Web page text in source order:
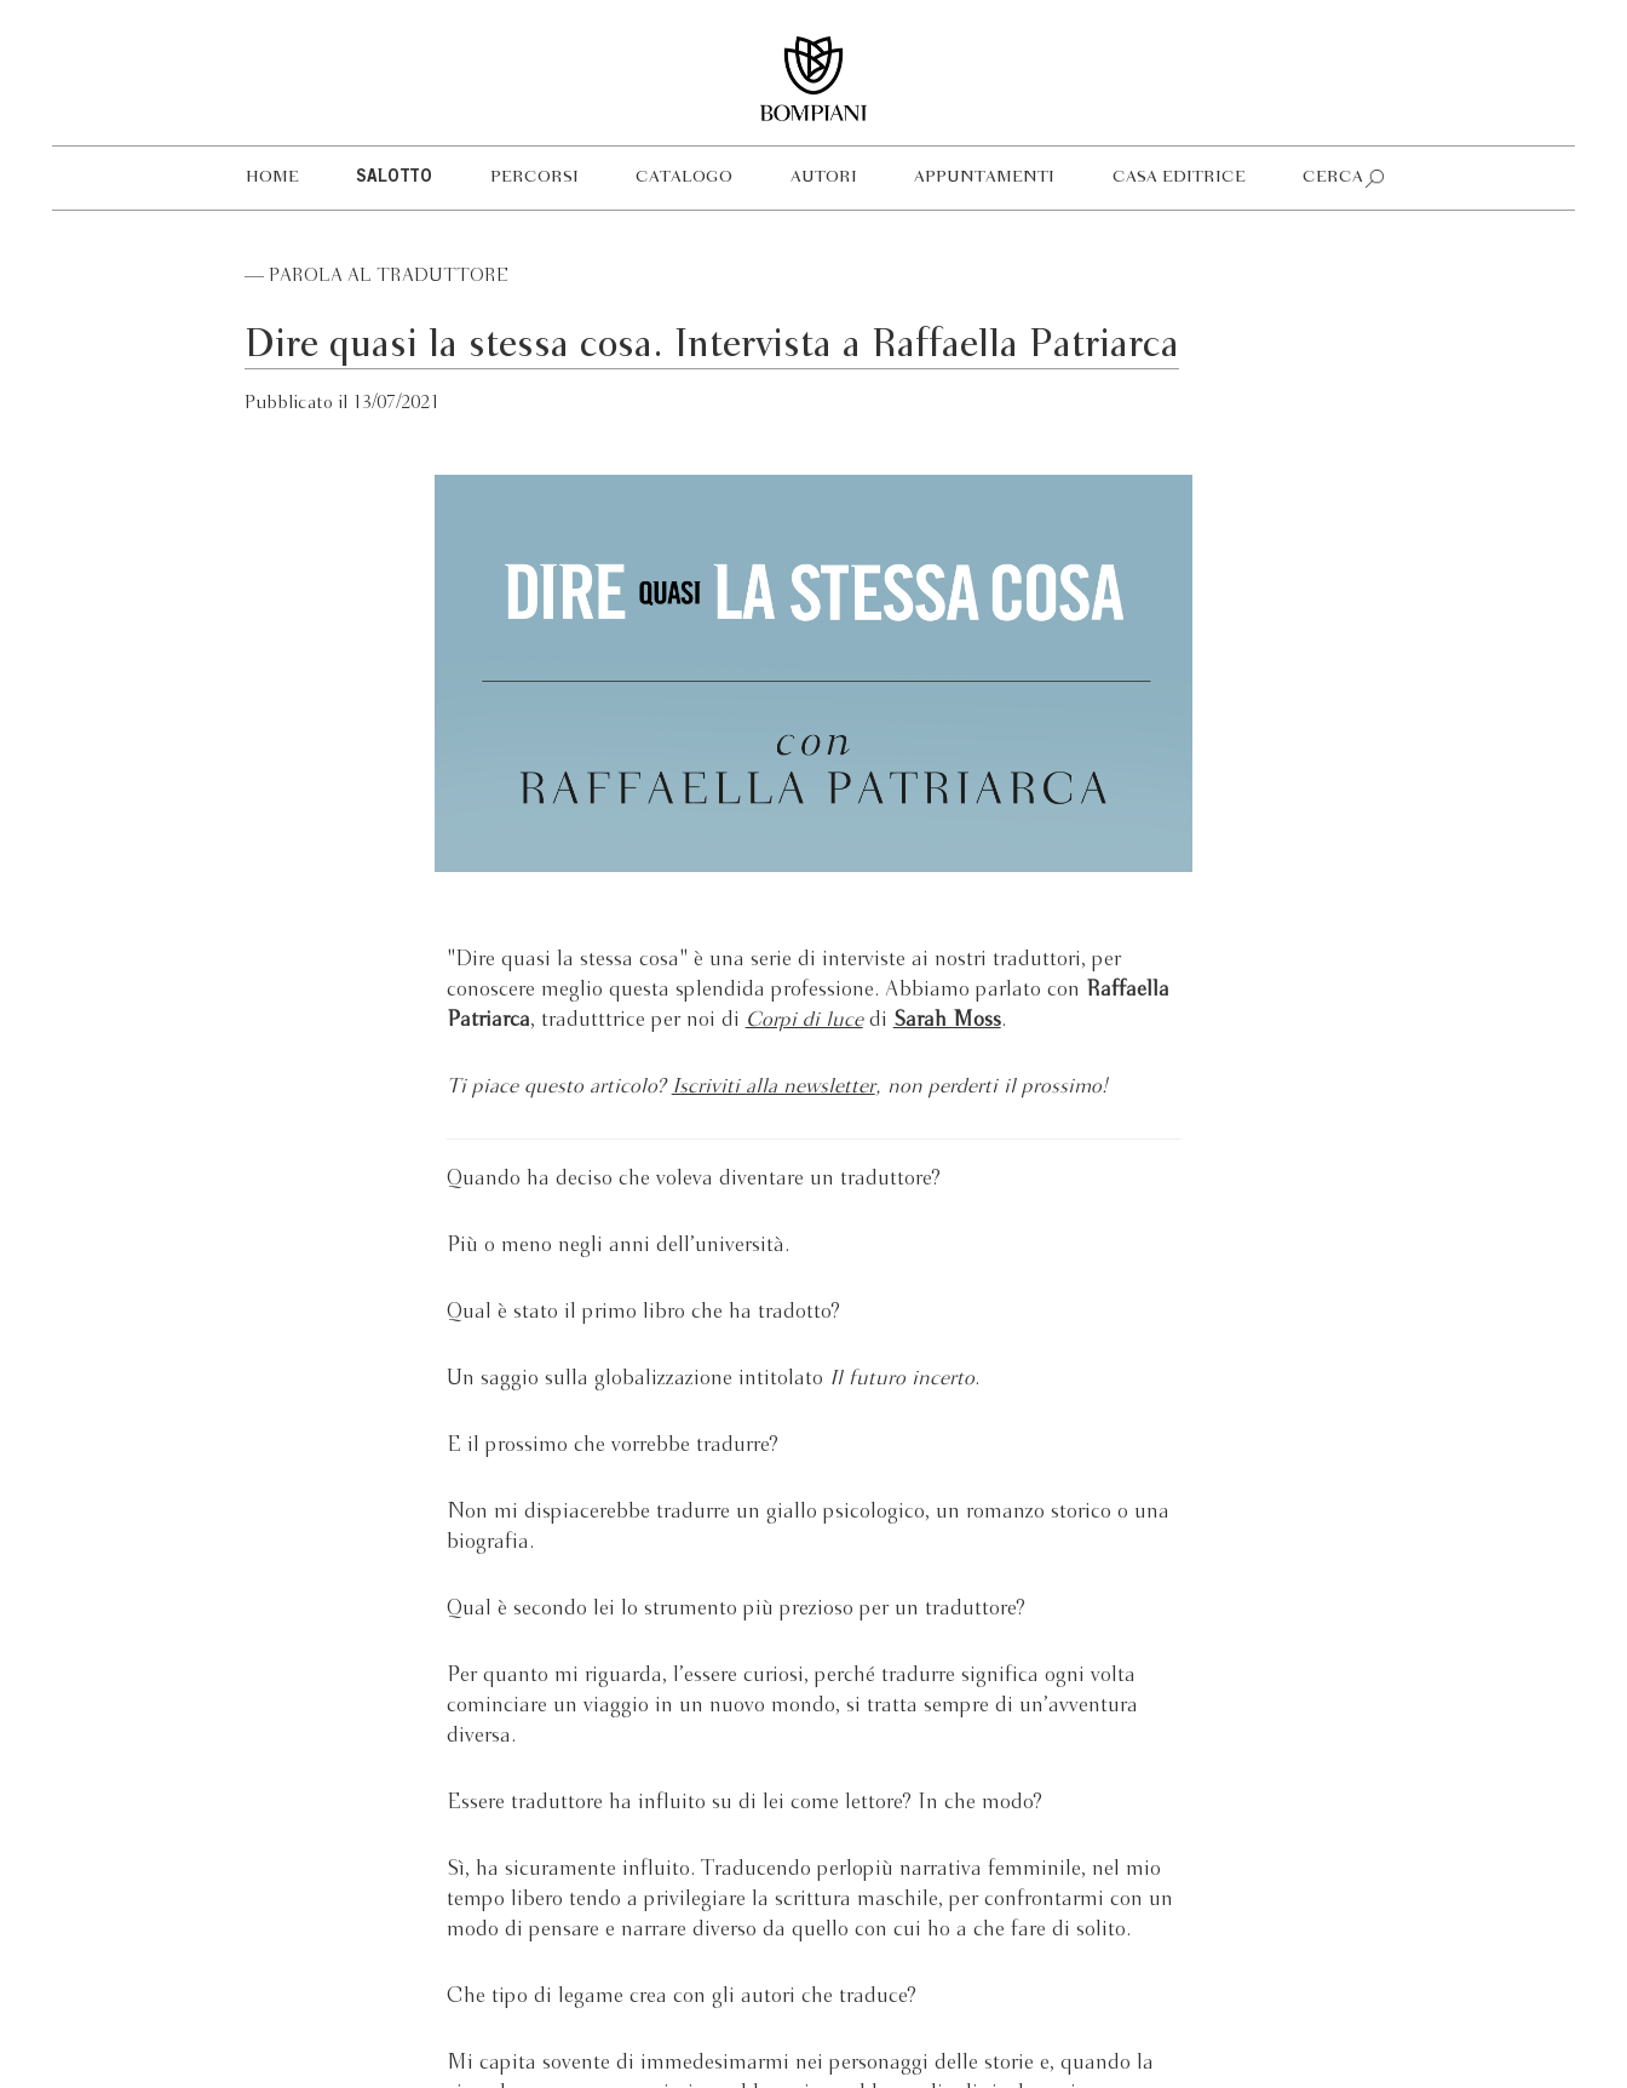
HOME SALOTTO PERCORSI CATALOGO AUTORI APPUNTAMENTI CASA EDITRICE CERCA
— PAROLA AL TRADUTTORE
Dire quasi la stessa cosa. Intervista a Raffaella Patriarca
Pubblicato il 13/07/2021
"Dire quasi la stessa cosa" è una serie di interviste ai nostri traduttori, per
conoscere meglio questa splendida professione. Abbiamo parlato con
Raffaella
Patriarca, tradutttrice per noi di Corpi di lucedi Sarah Moss.
Ti piace questo articolo? Iscriviti alla newsletter, non perderti il prossimo!
Quando ha deciso che voleva diventare un traduttore?
Più o meno negli anni dell’università.
Qual è stato il primo libro che ha tradotto?
Un saggio sulla globalizzazione intitolato Il futuro incerto.
E il prossimo che vorrebbe tradurre?
Non mi dispiacerebbe tradurre un giallo psicologico, un romanzo storico o una
biografia.
Qual è secondo lei lo strumento più prezioso per un traduttore?
Per quanto mi riguarda, l’essere curiosi, perché tradurre significa ogni volta
cominciare un viaggio in un nuovo mondo, si tratta sempre di un’avventura
diversa.
Essere traduttore ha influito su di lei come lettore? In che modo?
Sì, ha sicuramente influito. Traducendo perlopiù narrativa femminile, nel mio
tempo libero tendo a privilegiare la scrittura maschile, per confrontarmi con un
modo di pensare e narrare diverso da quello con cui ho a che fare di solito.
Che tipo di legame crea con gli autori che traduce?
Mi capita sovente di immedesimarmi nei personaggi delle storie e, quando la